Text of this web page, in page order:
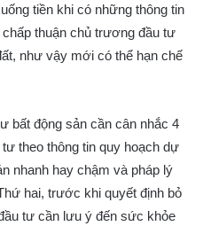
tiền khi có những thông tin
thuận chủ trương đầu tư
như vậy mới có thể hạn chế
bất động sản cần cân nhắc 4
theo thông tin quy hoạch dự
nhanh hay chậm và pháp lý
hai, trước khi quyết định bỏ
tư cần lưu ý đến sức khỏe